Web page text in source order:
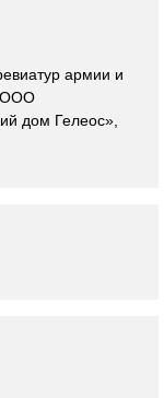
армии и
ООО
дом Гелеос»,